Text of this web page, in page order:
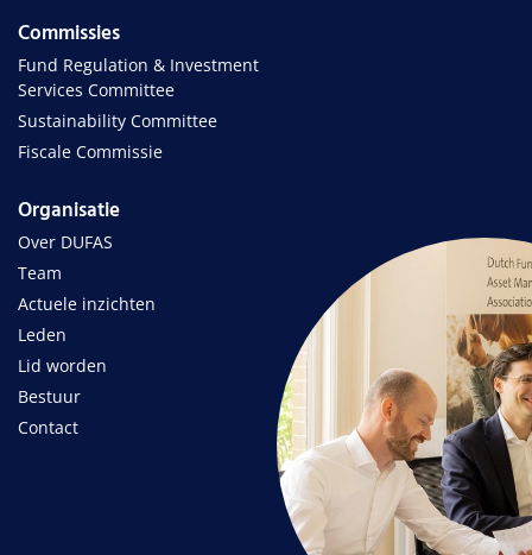
Commissies
Fund Regulation & Investment
Services Committee
Sustainability Committee
Fiscale Commissie
Organisatie
Over DUFAS
Team
Actuele inzichten
Leden
Lid worden
Bestuur
Contact